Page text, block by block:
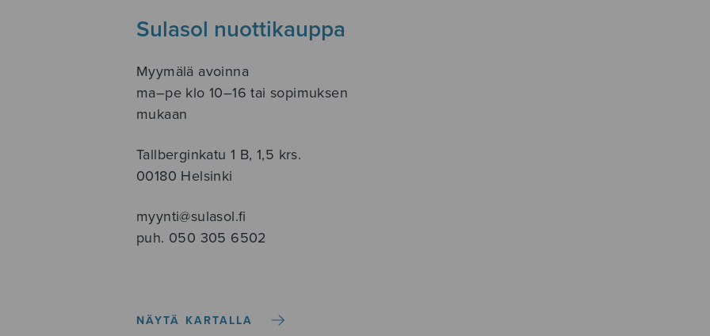
Sulasol nuottikauppa
Myymälä avoinna
ma–pe klo 10–16 tai sopimuksen
mukaan
Tallberginkatu 1 B, 1,5 krs.
00180 Helsinki
myynti@sulasol.fi
puh. 050 305 6502
NÄYTÄ KARTALLA